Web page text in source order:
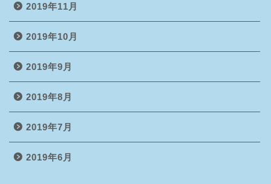
2019年11月
2019年10月
2019年9月
2019年8月
2019年7月
2019年6月